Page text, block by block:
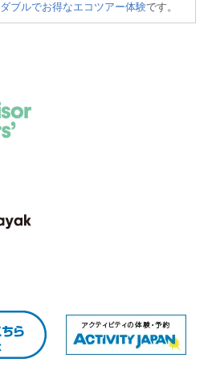
ダブルでお得なエコツアー体験です。